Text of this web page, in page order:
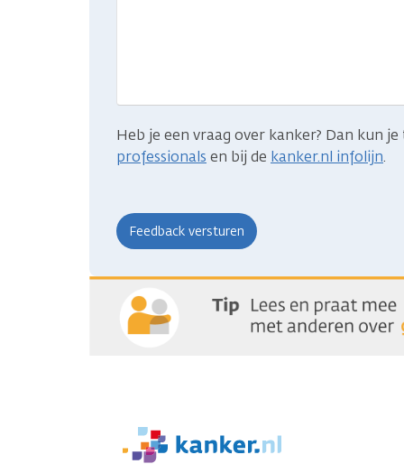
Heb je een vraag over kanker? Dan kun
professionals en bij de kanker.nl infolijn.
We